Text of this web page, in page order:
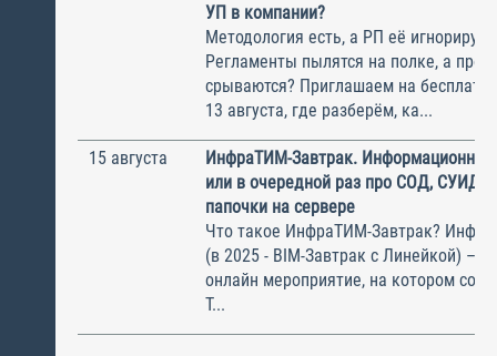
УП в компании?
Методология есть, а РП её
Регламенты пылятся на полке, а
срываются? Приглашаем на
13 августа, где разберём, ка...
15 августа
ИнфраТИМ-Завтрак.
или в очередной раз про СОД, СУИД и
папочки на сервере
Что такое ИнфраТИМ-Завтрак?
(в 2025 - BIM-Завтрак с Линейкой) –
онлайн мероприятие, на котором
Т...